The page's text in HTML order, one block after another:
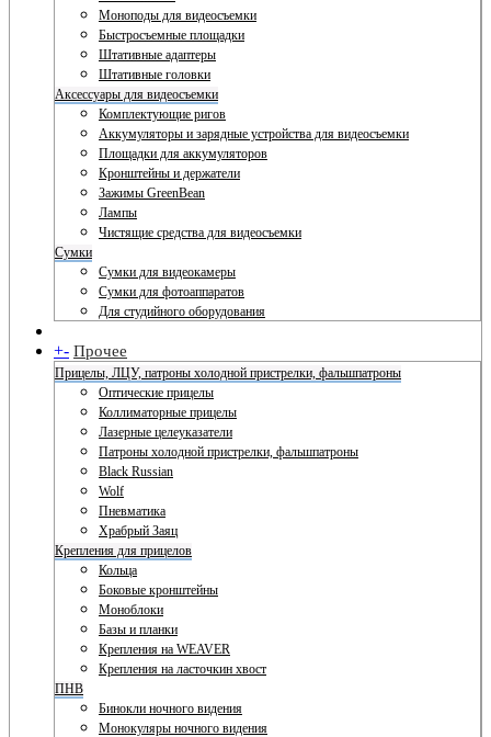
Моноподы для видеосъемки
Быстросъемные площадки
Штативные адаптеры
Штативные головки
Аксессуары для видеосъемки
Комплектующие ригов
Аккумуляторы и зарядные устройства для видеосъемки
Площадки для аккумуляторов
Кронштейны и держатели
Зажимы GreenBean
Лампы
Чистящие средства для видеосъемки
Сумки
Сумки для видеокамеры
Сумки для фотоаппаратов
Для студийного оборудования
+- Прочее
Прицелы, ЛЦУ, патроны холодной пристрелки, фальшпатроны
Оптические прицелы
Коллиматорные прицелы
Лазерные целеуказатели
Патроны холодной пристрелки, фальшпатроны
Black Russian
Wolf
Пневматика
Храбрый Заяц
Крепления для прицелов
Кольца
Боковые кронштейны
Моноблоки
Базы и планки
Крепления на WEAVER
Крепления на ласточкин хвост
ПНВ
Бинокли ночного видения
Монокуляры ночного видения